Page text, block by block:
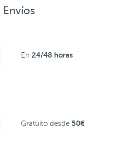
Envíos
En 24/48 horas
Gratuito desde 50€